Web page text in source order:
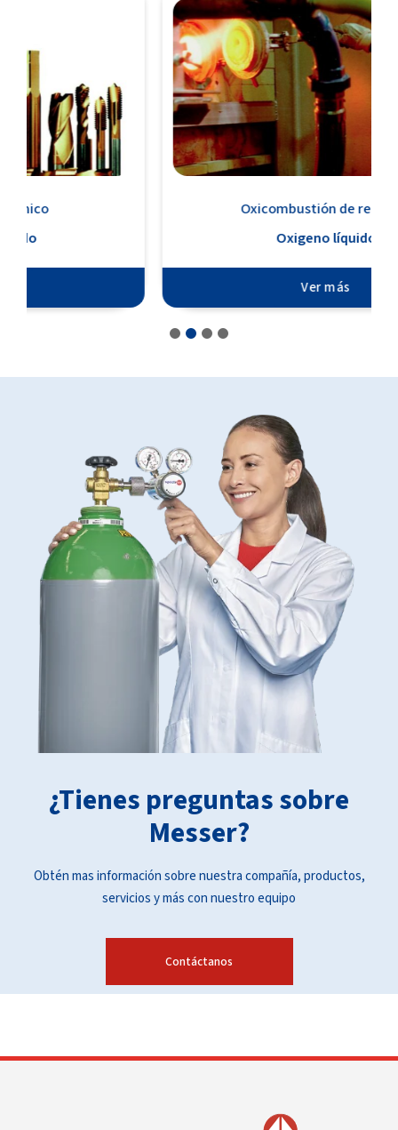
Oxicombustión de residuos
4
¿Tienes preguntas sobre
Messer?
Obtén mas información sobre nuestra compañía, productos,
servicios y más con nuestro equipo
Contáctanos